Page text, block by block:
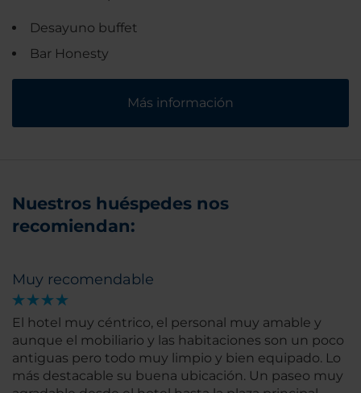
Desayuno buffet
Bar Honesty
Más información
Nuestros huéspedes nos
recomiendan:
Muy recomendable
El hotel muy céntrico, el personal muy amable y
aunque el mobiliario y las habitaciones son un poco
antiguas pero todo muy limpio y bien equipado. Lo
más destacable su buena ubicación. Un paseo muy